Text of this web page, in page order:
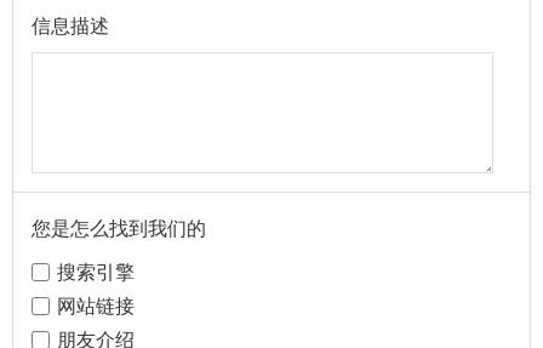
信息描述
您是怎么找到我们的
搜索引擎
网站链接
朋友介绍